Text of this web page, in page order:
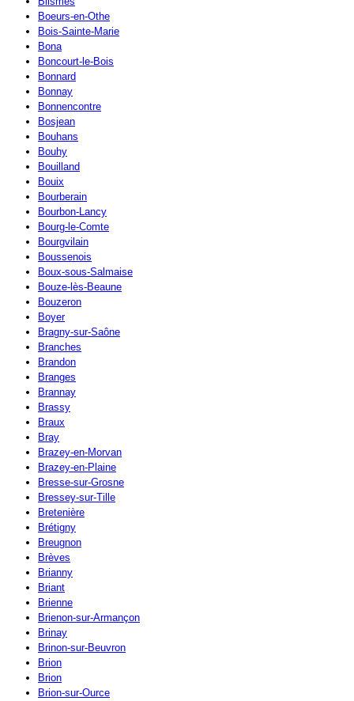
Boeurs-en-Othe
Bois-Sainte-Marie
Bona
Boncourt-le-Bois
Bonnard
Bonnay
Bonnencontre
Bosjean
Bouhans
Bouhy
Bouilland
Bouix
Bourberain
Bourbon-Lancy
Bourg-le-Comte
Bourgvilain
Boussenois
Boux-sous-Salmaise
Bouze-lès-Beaune
Bouzeron
Boyer
Bragny-sur-Saône
Branches
Brandon
Branges
Brannay
Brassy
Braux
Bray
Brazey-en-Morvan
Brazey-en-Plaine
Bresse-sur-Grosne
Bressey-sur-Tille
Bretenière
Brétigny
Breugnon
Brèves
Brianny
Briant
Brienne
Brienon-sur-Armançon
Brinay
Brinon-sur-Beuvron
Brion
Brion
Brion-sur-Ource